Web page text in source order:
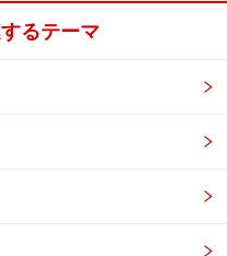
るテーマ